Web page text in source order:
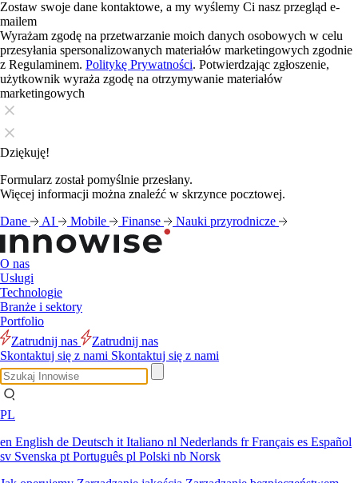
Zostaw swoje dane kontaktowe, a my wyślemy Ci nasz przegląd e-
mailem
Wyrażam zgodę na przetwarzanie moich danych osobowych w celu
przesyłania spersonalizowanych materiałów marketingowych zgodnie
z Regulaminem. Politykę Prywatności. Potwierdzając zgłoszenie,
użytkownik wyraża zgodę na otrzymywanie materiałów
marketingowych
Dziękuję!
Formularz został pomyślnie przesłany.
Więcej informacji można znaleźć w skrzynce pocztowej.
Dane
AI Mobile Finanse Nauki przyrodnicze
O nas
Usługi
Technologie
Branże i sektory
Portfolio
Zatrudnij nas
Zatrudnij nas
Skontaktuj się z nami Skontaktuj się z nami
PL
en English de Deutsch it Italiano nl Nederlands frFrançais es Español
sv Svenska pt Português pl Polski nb Norsk